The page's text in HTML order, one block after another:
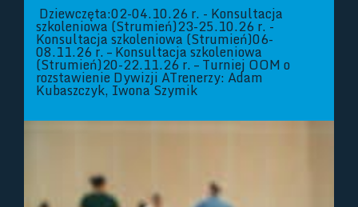
Dziewczęta:02-04.10.26 r. - Konsultacja
szkoleniowa (Strumień)23-25.10.26 r. -
Konsultacja szkoleniowa (Strumień)06-
08.11.26 r. – Konsultacja szkoleniowa
(Strumień)20-22.11.26 r. – Turniej OOM o
rozstawienie Dywizji ATrenerzy: Adam
Kubaszczyk, Iwona Szymik